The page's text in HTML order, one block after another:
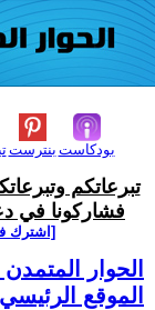
بنترست بودكاست
تبرعاتكم
فشاركونا في
[اشترك
الحوار
الموقع الرئيسي